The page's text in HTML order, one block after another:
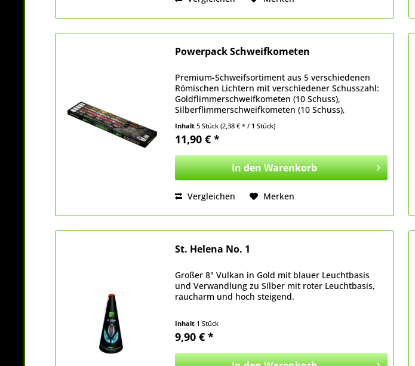
Powerpack Schweifkometen
Premium-Schweifsortiment aus 5 verschiedenen
Römischen Lichtern mit verschiedener Schusszahl:
Goldflimmerschweifkometen (10 Schuss),
Silberflimmerschweifkometen (10 Schuss),
Silberschweifwirbel (8...
Inhalt5 Stück(2,38 € * / 1 Stück)
11,90 € *
In denWarenkorb
Vergleichen Merken
St. Helena No. 1
Großer 8" Vulkan in Gold mit blauer Leuchtbasis
und Verwandlung zu Silber mit roter Leuchtbasis,
raucharm und hoch steigend.
Inhalt 1 Stück
9,90 € *